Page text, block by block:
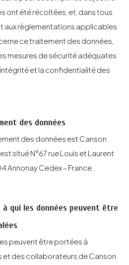
ont été récoltées, et, dans tous
aux règlementations applicables
ce traitement des données,
mesures de sécurité adéquates
et la confidentialité des
des données
des données est Canson
situé N°67 rue Louis et Laurent
Annonay Cedex – France.
qui les données peuvent être
peuvent être portées à
et des collaborateurs de Canson